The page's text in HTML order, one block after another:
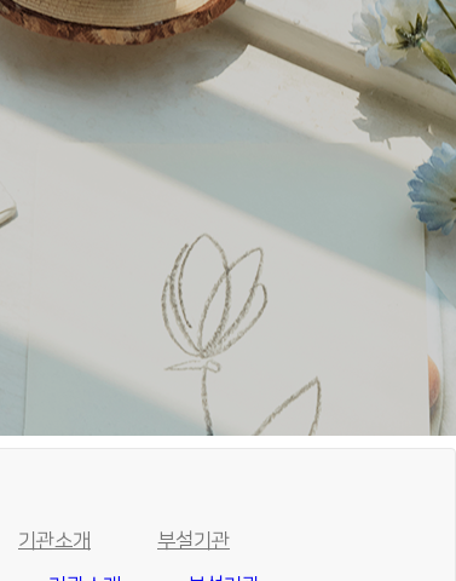
기관소개 부설기관